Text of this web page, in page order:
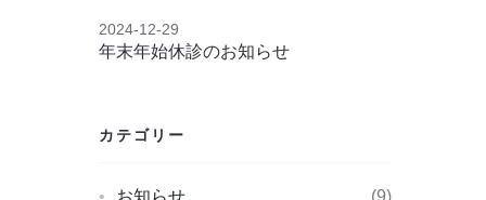
2024-12-29
年末年始休診のお知らせ
カテゴリー
お知らせ 9